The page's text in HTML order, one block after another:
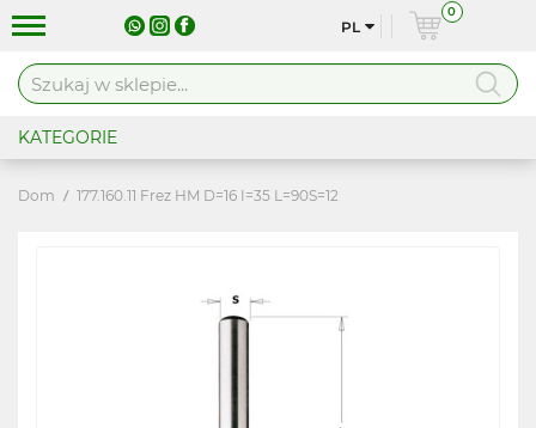
PL
0
KATEGORIE
Dom 177.160.11 Frez HM D=16 I=35 L=90S=12